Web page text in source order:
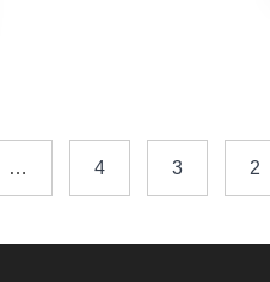
2
3
4
…